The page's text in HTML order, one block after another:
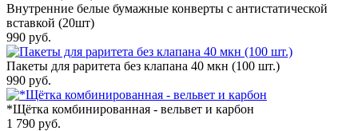
Внутренние белые бумажные конверты с антистатической
вставкой (20шт)
990 руб.
Пакеты для раритета без клапана 40 мкн (100 шт.)
990 руб.
*Щётка комбинированная - вельвет и карбон
1 790 руб.